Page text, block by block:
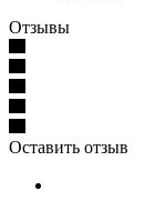
Отзывы
Оставить отзыв